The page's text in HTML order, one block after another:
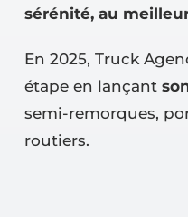
sérénité, au
En 2025, Truck
étape en lançant
semi-remorques,
routiers.